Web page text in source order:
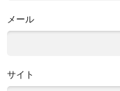
メール
サイト